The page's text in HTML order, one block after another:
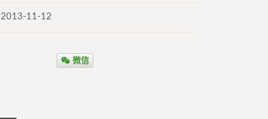
2013-11-12
微信